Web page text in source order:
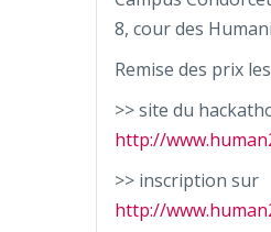
8, cour des
Remise des prix
>> site du
http://
>> inscription sur
http://